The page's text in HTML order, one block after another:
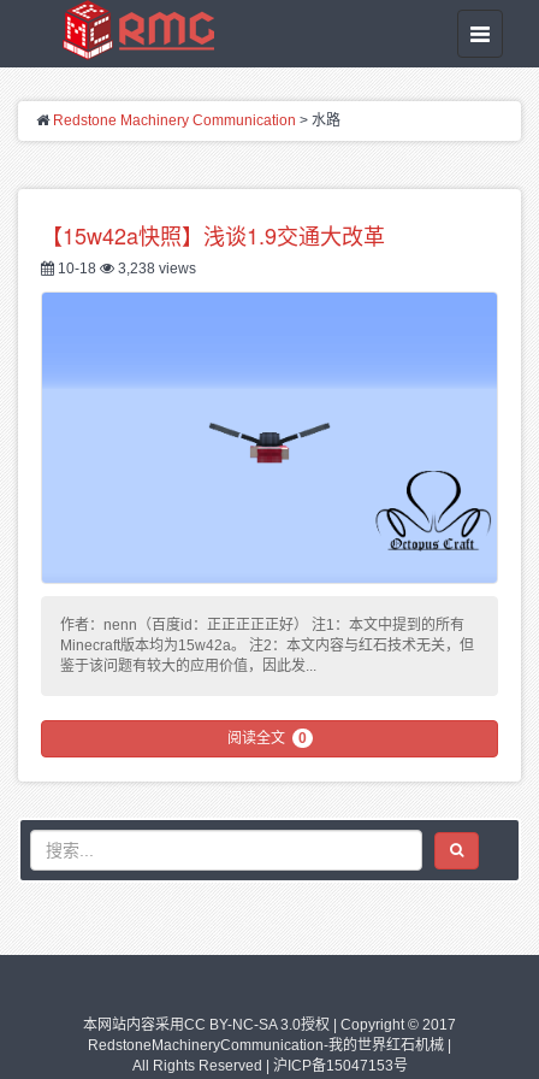
T
o
g
g
e
n
a
Redstone Machinery Communication > 水路
【15w42a快照】浅谈1.9交通大改革
10-18 3,238 views
作者：nenn（百度id：正正正正正好） 注1：本文中提到的所有
Minecraft版本均为15w42a。 注2：本文内容与红石技术无关，但
鉴于该问题有较大的应用价值，因此发...
阅读全文 0
本网站内容采用CC BY-NC-SA 3.0授权 | Copyright © 2017
RedstoneMachineryCommunication-我的世界红石机械 |
All Rights Reserved | 沪ICP备15047153号